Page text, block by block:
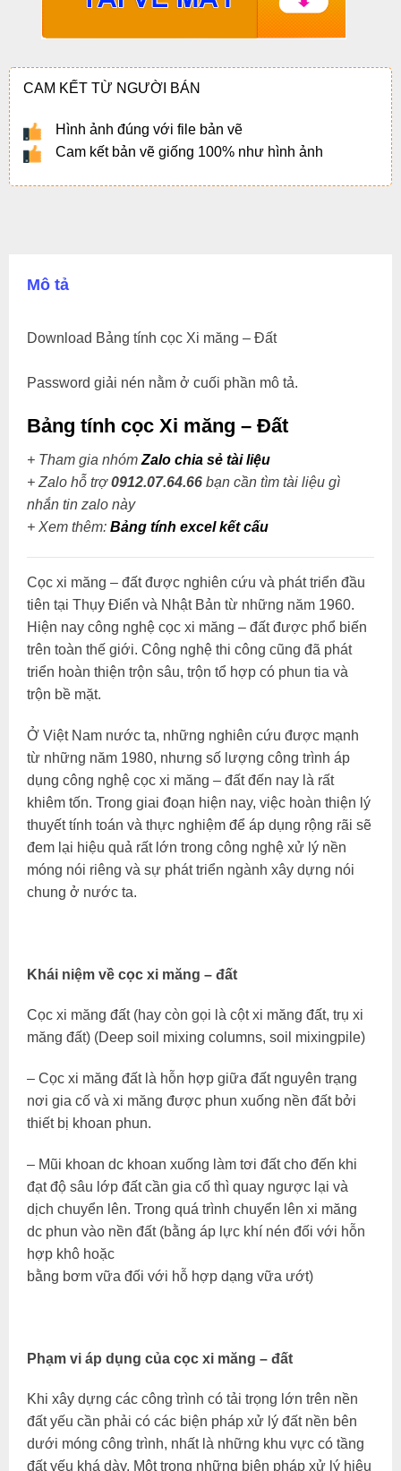
CAM KẾT TỪ NGƯỜI BÁN
Hình ảnh đúng với file bản vẽ
Cam kết bản vẽ giống 100% như hình ảnh
Mô tả
Download Bảng tính cọc Xi măng – Đất
Password giải nén nằm ở cuối phần mô tả.
Bảng tính cọc Xi măng – Đất
+ Tham gia nhóm Zalo chia sẻ tài liệu
+ Zalo hỗ trợ0912.07.64.66bạn cần tìm tài liệu gì
nhắn tin zalo này
+ Xem thêm: Bảng tính excel kết cấu
Cọc xi măng – đất được nghiên cứu và phát triển đầu
tiên tại Thụy Điển và Nhật Bản từ những năm 1960.
Hiện nay công nghệ cọc xi măng – đất được phổ biến
trên toàn thế giới. Công nghệ thi công cũng đã phát
triển hoàn thiện trộn sâu, trộn tổ hợp có phun tia và
trộn bề mặt.
Ở Việt Nam nước ta, những nghiên cứu được mạnh
từ những năm 1980, nhưng số lượng công trình áp
dụng công nghệ cọc xi măng – đất đến nay là rất
khiêm tốn. Trong giai đoạn hiện nay, việc hoàn thiện lý
thuyết tính toán và thực nghiệm để áp dụng rộng rãi sẽ
đem lại hiệu quả rất lớn trong công nghệ xử lý nền
móng nói riêng và sự phát triển ngành xây dựng nói
chung ở nước ta.
Khái niệm về cọc xi măng – đất
Cọc xi măng đất (hay còn gọi là cột xi măng đất, trụ xi
măng đất) (Deep soil mixing columns, soil mixingpile)
– Cọc xi măng đất là hỗn hợp giữa đất nguyên trạng
nơi gia cố và xi măng được phun xuống nền đất bởi
thiết bị khoan phun.
– Mũi khoan dc khoan xuống làm tơi đất cho đến khi
đạt độ sâu lớp đất cần gia cố thì quay ngược lại và
dịch chuyển lên. Trong quá trình chuyển lên xi măng
dc phun vào nền đất (bằng áp lực khí nén đối với hỗn
hợp khô hoặc
bằng bơm vữa đối với hỗ hợp dạng vữa ướt)
Phạm vi áp dụng của cọc xi măng – đất
Khi xây dựng các công trình có tải trọng lớn trên nền
đất yếu cần phải có các biện pháp xử lý đất nền bên
dưới móng công trình, nhất là những khu vực có tầng
đất yếu khá dày. Một trong những biện pháp xử lý hiệu